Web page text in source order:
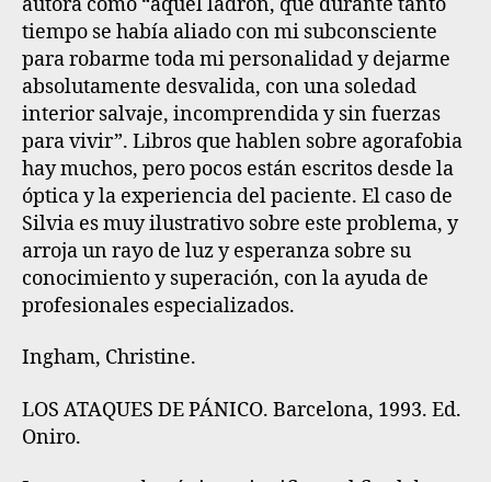
tiempo se había aliado con mi subconsciente
para robarme toda mi personalidad y dejarme
absolutamente desvalida, con una soledad
interior salvaje, incomprendida y sin fuerzas
para vivir”. Libros que hablen sobre agorafobia
hay muchos, pero pocos están escritos desde la
óptica y la experiencia del paciente. El caso de
Silvia es muy ilustrativo sobre este problema, y
arroja un rayo de luz y esperanza sobre su
conocimiento y superación, con la ayuda de
profesionales especializados.
Ingham, Christine.
LOS ATAQUES DE PÁNICO. Barcelona, 1993. Ed.
Oniro.